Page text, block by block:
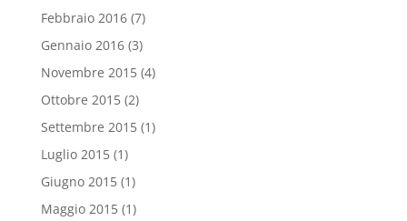
Febbraio 2016(7)
Gennaio 2016(3)
Novembre 2015(4)
Ottobre 2015(2)
Settembre 2015(1)
Luglio 2015(1)
Giugno 2015(1)
Maggio 2015(1)